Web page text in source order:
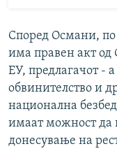
Според Османи,
има правен акт од
ЕУ, предлагачот -
обвинителство и
национална
имаат можност да
донесување на